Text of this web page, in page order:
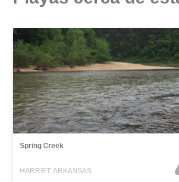
Spring Creek
HARRIET, ARKANSAS